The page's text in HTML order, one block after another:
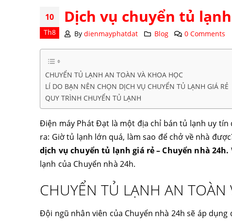
10
Th8
Dịch vụ chuyển tủ
Bydienmayphatdat Blog 0 Comments
CHUYỂN TỦ LẠNH AN TOÀN VÀ KHOA HỌC
LÍ DO BẠN NÊN CHỌN DỊCH VỤ CHUYỂN TỦ LẠNH GIÁ RẺ
QUY TRÌNH CHUYỂN TỦ LẠNH
Điện máy Phát Đạt là một địa chỉ bán tủ lạnh uy
ra: Giờ tủ lạnh lớn quá, làm sao để chở về nhà
dịch vụ chuyển tủ lạnh giá rẻ – Chuyển nhà 24h.
lạnh của Chuyển nhà 24h.
CHUYỂN TỦ LẠNH AN TOÀN
Đội ngũ nhân viên của Chuyển nhà 24h sẽ áp